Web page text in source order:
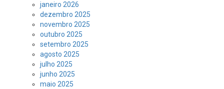
janeiro 2026
dezembro 2025
novembro 2025
outubro 2025
setembro 2025
agosto 2025
julho 2025
junho 2025
maio 2025